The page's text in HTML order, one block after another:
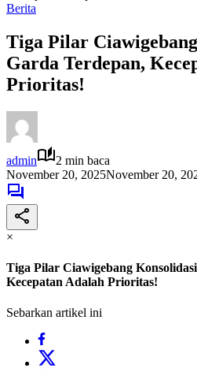
Berita
Tiga Pilar
Garda Terdepan,
Prioritas!
admin
2 min baca
November 20, 2025November 20,
×
Tiga Pilar Ciawigebang
Kecepatan Adalah Prioritas!
Sebarkan artikel ini